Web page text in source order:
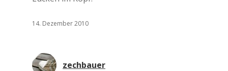
14. Dezember 2010
zechbauer